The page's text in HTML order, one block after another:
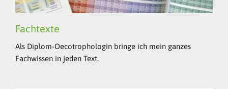
Fachtexte
Als Diplom-Oecotrophologin bringe ich mein ganzes
Fachwissen in jeden Text.